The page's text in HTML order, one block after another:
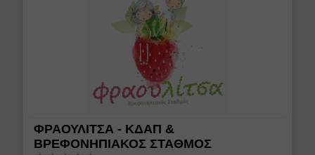
ΦΡΑΟΥΛΙΤΣΑ - ΚΔΑΠ &
ΒΡΕΦΟΝΗΠΙΑΚΟΣ ΣΤΑΘΜΟΣ